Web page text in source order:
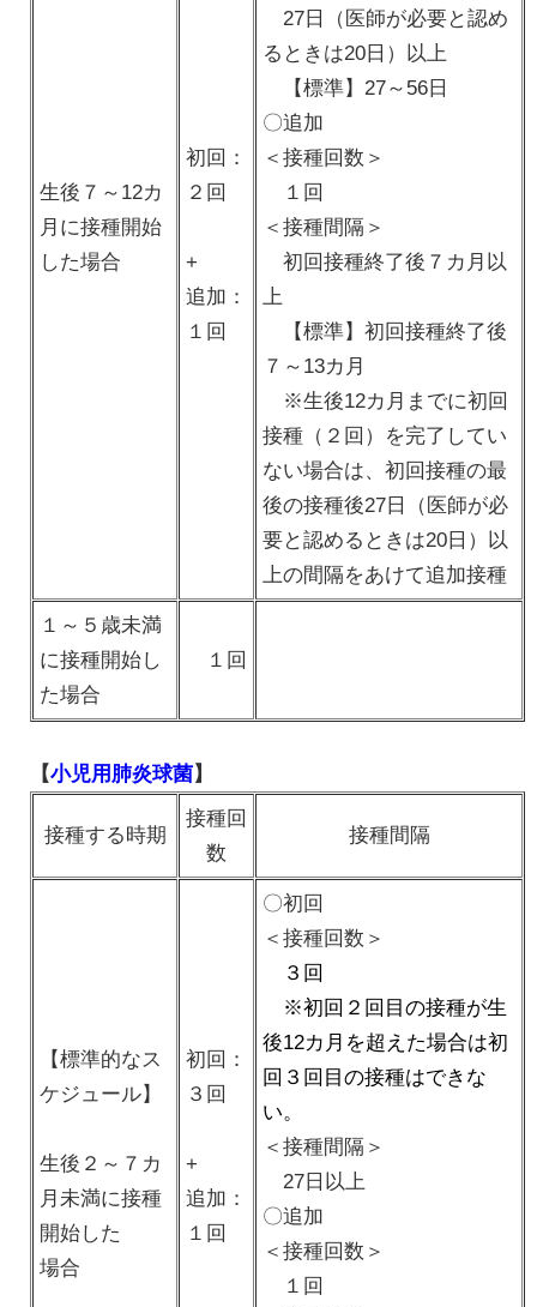
生後７～12カ
月に接種開始
した場合
初回：
２回
+
追加：
１回
27日（医師が必要と認め
るときは20日）以上
【標準】27～56日
〇追加
＜接種回数＞
１回
＜接種間隔＞
初回接種終了後７カ月以
上
【標準】初回接種終了後
７～13カ月
※生後12カ月までに初回
接種（２回）を完了してい
ない場合は、初回接種の最
後の接種後27日（医師が必
要と認めるときは20日）以
上の間隔をあけて追加接種
１～５歳未満
に接種開始し
た場合
１回
【小児用肺炎球菌】
接種する時期
接種回
数
接種間隔
【標準的なス
ケジュール】
生後２～７カ
月未満に接種
開始した
場合
初回：
３回
+
追加：
１回
〇初回
＜接種回数＞
３回
※初回２回目の接種が生
後12カ月を超えた場合は初
回３回目の接種はできな
い。
＜接種間隔＞
27日以上
〇追加
＜接種回数＞
１回